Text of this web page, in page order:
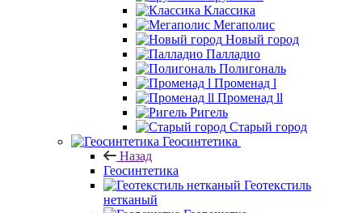
Классика
Мегаполис
Новый город
Палладио
Полигональ
Променад l
Променад ll
Ригель
Старый город
Геосинтетика
Назад
Геосинтетика
Геотекстиль
нетканый